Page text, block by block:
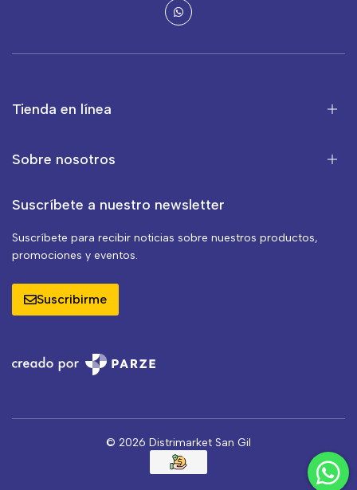
Tienda en línea
Sobre nosotros
Suscríbete a nuestro newsletter
Suscríbete para recibir noticias sobre nuestros productos,
promociones y eventos.
Suscribirme
© 2026 Distrimarket San Gil